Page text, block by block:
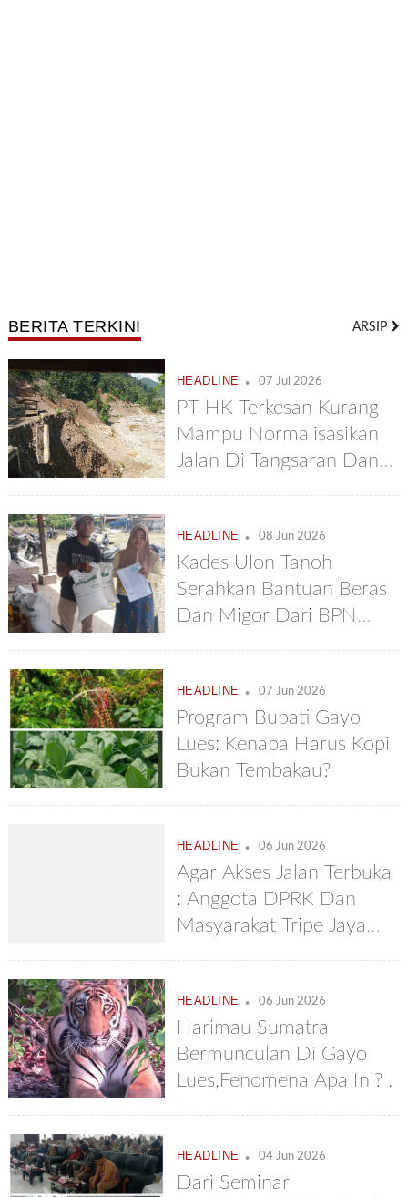
ARSIP
BERITA TERKINI
HEADLINE . 07 Jul 2026
PT HK Terkesan Kurang
Mampu Normalisasikan
Jalan Di Tangsaran Dan
HEADLINE . 08 Jun 2026
Kades Ulon Tanoh
Serahkan Bantuan Beras
Dan Migor Dari BPN
HEADLINE . 07 Jun 2026
Program Bupati Gayo
Lues: Kenapa Harus Kopi
Bukan Tembakau?
HEADLINE . 06 Jun 2026
Agar Akses Jalan Terbuka
: Anggota DPRK Dan
Masyarakat Tripe Jaya
HEADLINE . 06 Jun 2026
Harimau Sumatra
Bermunculan Di Gayo
Lues,Fenomena Apa Ini? .
HEADLINE . 04 Jun 2026
Dari Seminar